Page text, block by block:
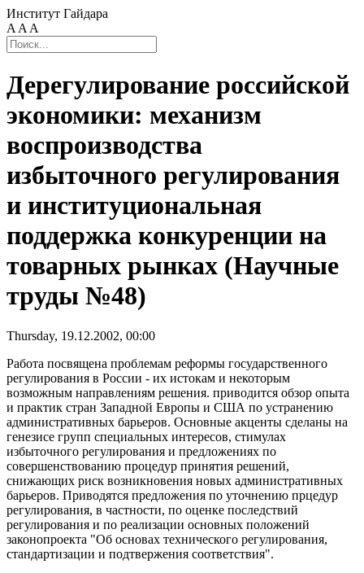
Институт Гайдара
A A A
Дерегулирование российской
экономики: механизм
воспроизводства
избыточного регулирования
и институциональная
поддержка конкуренции на
товарных рынках (Научные
труды №48)
Thursday, 19.12.2002, 00:00
Работа посвящена проблемам реформы государственного
регулирования в России - их истокам и некоторым
возможным направлениям решения. приводится обзор опыта
и практик стран Западной Европы и США по устранению
административных барьеров. Основные акценты сделаны на
генезисе групп специальных интересов, стимулах
избыточного регулирования и предложениях по
совершенствованию процедур принятия решений,
снижающих риск возникновения новых административных
барьеров. Приводятся предложения по уточнению прцедур
регулирования, в частности, по оценке последствий
регулирования и по реализации основных положений
законопроекта "Об основах технического регулирования,
стандартизации и подтвержения соответствия".